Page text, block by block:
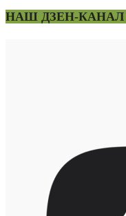
НАШ ДЗЕН-КАНАЛ